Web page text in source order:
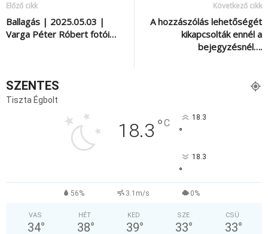
Előző cikk
Ballagás | 2025.05.03 |
Varga Péter Róbert fotói…
Következő cikk
A hozzászólás lehetőségét
kikapcsolták ennél a
bejegyzésnél….
SZENTES
Tiszta Égbolt
18.3 °C 18.3
°
18.3
°
56% 3.1m/s 0%
VAS
34°
HÉT
38°
KED
39°
SZE
33°
CSÜ
33°